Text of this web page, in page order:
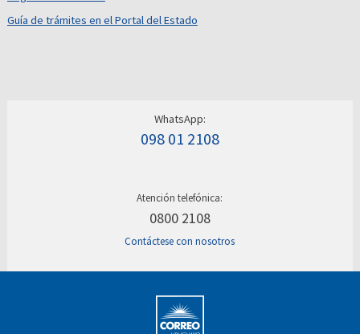
Guía de trámites en el Portal del Estado
WhatsApp:
098 01 2108
Atención telefónica:
0800 2108
Contáctese con nosotros